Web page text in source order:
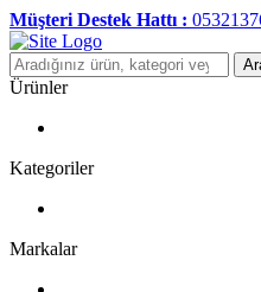
Müşteri Destek Hattı :
Ürünler
Kategoriler
Markalar